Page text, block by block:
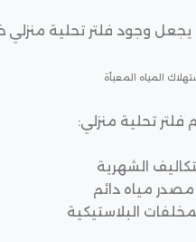
وجود فلتر تحلية منزلي
فلتر تحلية منزلي:
الشهرية
مياه دائم
البلاستيكية